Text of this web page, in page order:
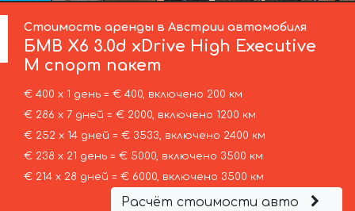
Стоимость аренды в Австрии автомобиля
БМВ X6 3.0d xDrive High Executive
M спорт пакет
€ 400 х 1 день = € 400, включено 200 км
€ 286 х 7 дней = € 2000, включено 1200 км
€ 252 х 14 дней = € 3533, включено 2400 км
€ 238 х 21 день = € 5000, включено 3500 км
€ 214 х 28 дней = € 6000, включено 3500 км
Расчёт стоимости авто